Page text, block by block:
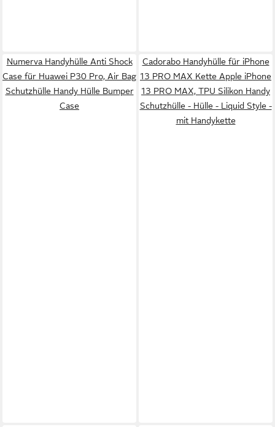
Numerva Handyhülle Anti Shock
Case für Huawei P30 Pro, Air Bag
Schutzhülle Handy Hülle Bumper
Case
Cadorabo Handyhülle für iPhone
13 PRO MAX Kette Apple iPhone
13 PRO MAX, TPU Silikon Handy
Schutzhülle - Hülle - Liquid Style -
mit Handykette